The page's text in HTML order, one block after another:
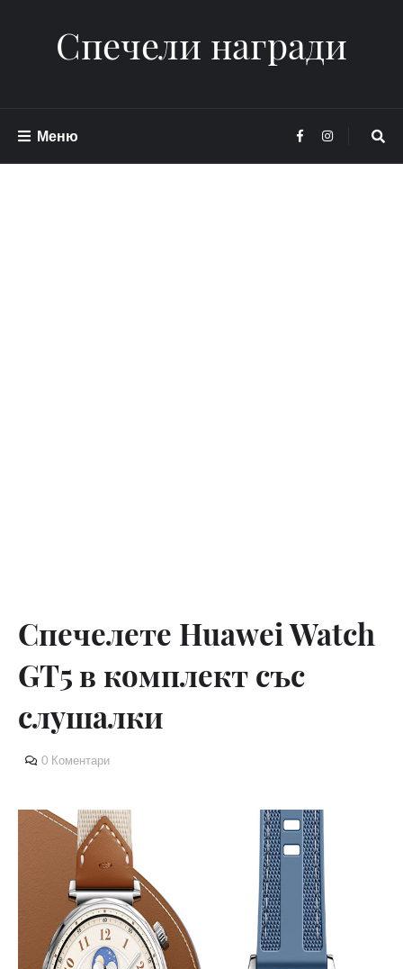
Спечели награди
Меню
Спечелете Huawei Watch
GT5 в комплект със
слушалки
0 Коментари